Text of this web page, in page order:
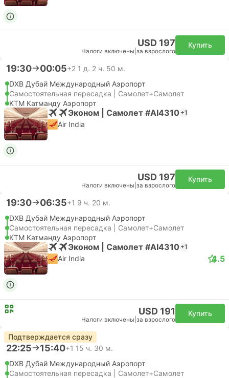
USD 197
Налоги включены за взрослого
Купить
19:30 00:05+2 1 д. 2 ч. 50 м.
DXB Дубай Международный Аэропорт
Самостоятельная пересадка | Самолет+Самолет
KTM Катманду Аэропорт
Эконом | Самолет #AI4310 +1
Air India
USD 197
Налоги включены за взрослого
Купить
19:30 06:35+1 9 ч. 20 м.
DXB Дубай Международный Аэропорт
Самостоятельная пересадка | Самолет+Самолет
KTM Катманду Аэропорт
Эконом | Самолет #AI4310 +1
Air India 4.5
USD 191
Налоги включены за взрослого
Купить
Подтверждается сразу
22:25 15:40+1 15 ч. 30 м.
DXB Дубай Международный Аэропорт
Самостоятельная пересадка | Самолет+Самолет